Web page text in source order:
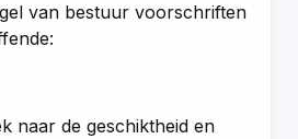
van bestuur voorschriften
naar de geschiktheid en